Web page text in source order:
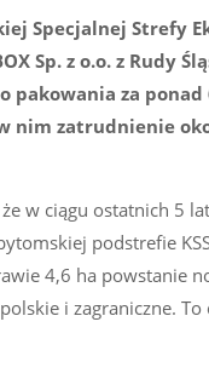
Specjalnej Strefy
Sp. z o.o. z Rudy
za ponad
nim zatrudnienie
w ciągu ostatnich 5
podstrefie
4,6 ha powstanie
i zagraniczne. To